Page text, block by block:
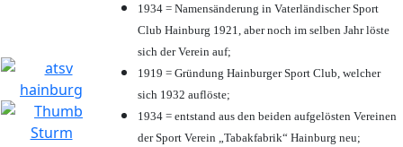
1934 = Namensänderung in Vaterländischer Sport
Club Hainburg 1921, aber noch im selben Jahr löste
sich der Verein auf;
1919 = Gründung Hainburger Sport Club, welcher
sich 1932 auflöste;
1934 = entstand aus den beiden aufgelösten Vereinen
der Sport Verein „Tabakfabrik“ Hainburg neu;